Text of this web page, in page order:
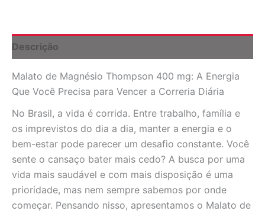
Energia
e
Estar
para
Dia
Brasileiro
quantidade
Descrição
Malato de Magnésio Thompson 400 mg: A Energia
Que Você Precisa para Vencer a Correria Diária
No Brasil, a vida é corrida. Entre trabalho, família e
os imprevistos do dia a dia, manter a energia e o
bem-estar pode parecer um desafio constante. Você
sente o cansaço bater mais cedo? A busca por uma
vida mais saudável e com mais disposição é uma
prioridade, mas nem sempre sabemos por onde
começar. Pensando nisso, apresentamos o Malato de